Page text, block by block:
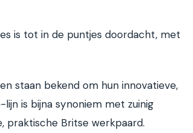
is tot in de puntjes doordacht, met
staan bekend om hun innovatieve,
is bijna synoniem met zuinig
praktische Britse werkpaard.